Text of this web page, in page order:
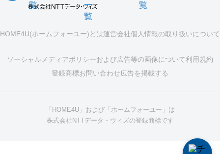
覧
一
覧
覧
HOME4U(ホームフォーユー)とは運営会社個人情報の取り扱いについて
ソーシャルメディアポリシーおよび広告等の画像について利用規約
登録商標お問い合わせ広告を掲載する
「HOME4U」および「ホームフォーユー」は
株式会社NTTデータ・ウィズの登録商標です